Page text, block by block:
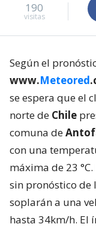
190
visitas
Según el
www.Meteored
se espera que el
norte de Chile
comuna de
con una
máxima de 23
sin pronóstico de
soplarán a una
hasta 34km/h. El